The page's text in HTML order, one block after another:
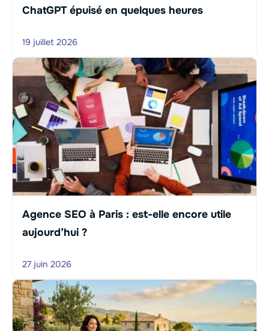
ChatGPT épuisé en quelques heures
19 juillet 2026
Agence SEO à Paris : est-elle encore utile
aujourd’hui ?
27 juin 2026